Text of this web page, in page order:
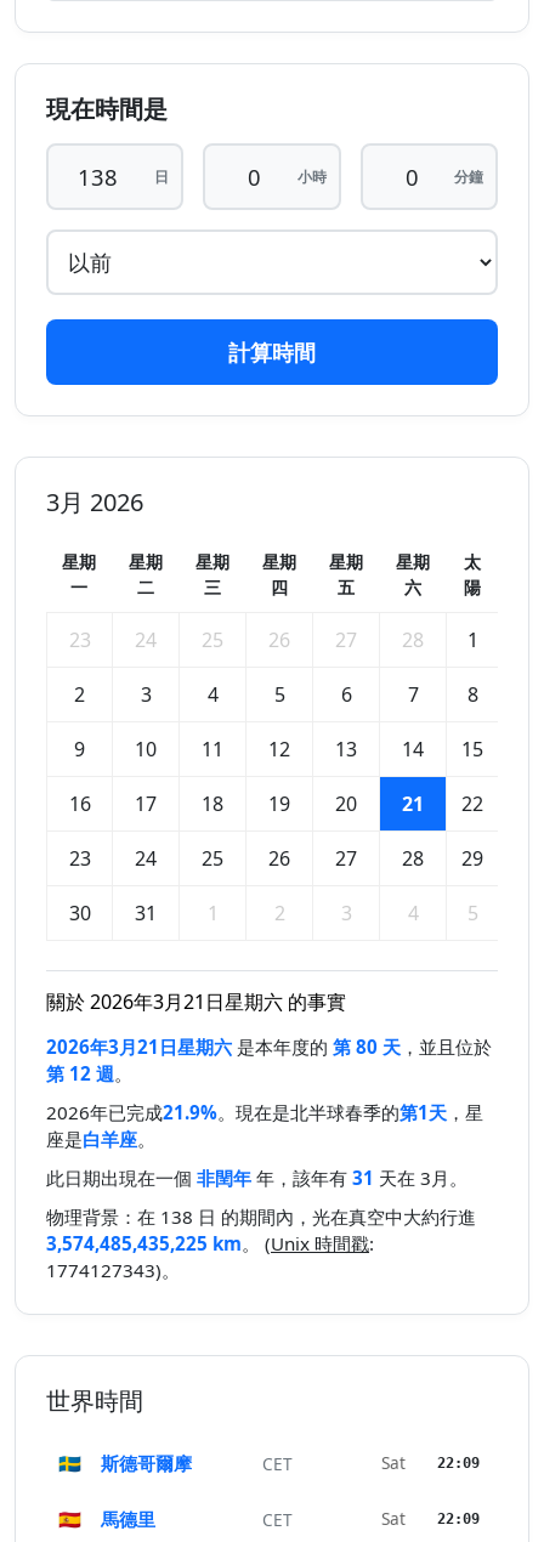
現在時間是
日 小時 分鐘
計算時間
3月 2026
星期
一
星期
二
星期
三
星期
四
星期
五
星期
六
太
陽
23 24 25 26 27 28 1
2 3 4 5 6 7 8
9 10 11 12 13 14 15
16 17 18 19 20 21 22
23 24 25 26 27 28 29
30 31 1 2 3 4 5
關於 2026年3月21日星期六 的事實
2026年3月21日星期六 是本年度的 第 80 天 ，並且位於
第 12 週。
2026年已完成21.9%。現在是北半球春季的第1天 ，星
座是白羊座。
此日期出現在一個 非閏年 年，該年有 31 天在 3月。
物理背景：在 138 日 的期間內，光在真空中大約行進
3,574,485,435,225 km。 (Unix 時間戳:
1774127343)。
世界時間
🇸🇪 斯德哥爾摩 CET Sat 22:09
🇪🇸 馬德里 CET Sat 22:09